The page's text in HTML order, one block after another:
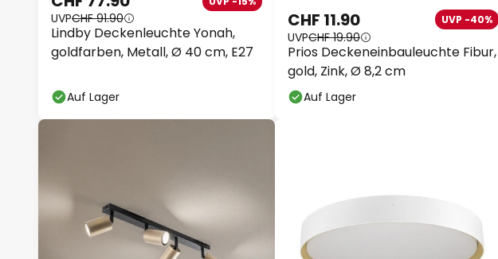
Lindby Deckenleuchte Yonah,
goldfarben, Metall, Ø 40 cm, E27
UVPCHF 91.90
Auf Lager
Prios Deckeneinbauleuchte Fibur,
gold, Zink, Ø 8,2 cm
CHF 11.90 UVP -40%
UVPCHF 19.90
Auf Lager